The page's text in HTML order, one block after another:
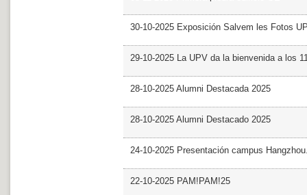
30-10-2025 Exposición Salvem les Fotos
29-10-2025 La UPV da la bienvenida a los
28-10-2025 Alumni Destacada 2025
28-10-2025 Alumni Destacado 2025
24-10-2025 Presentación campus
22-10-2025 PAM!PAM!25